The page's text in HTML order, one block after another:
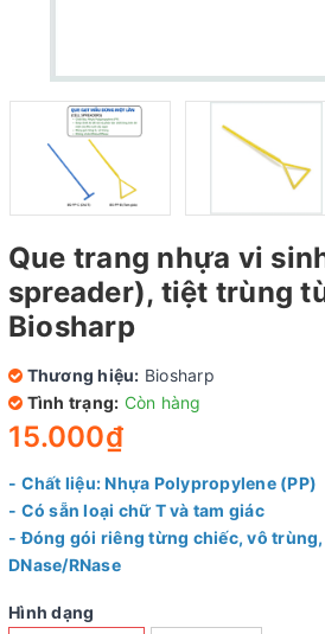
Que trang nhựa vi
spreader), tiệt trùng
Biosharp
Thương hiệu: Biosharp
Tình trạng: Còn hàng
15.000₫
- Chất liệu: Nhựa Polypropylene (PP)
- Có sẵn loại chữ T và tam giác
- Đóng gói riêng từng chiếc, vô
DNase/RNase
Hình dạng